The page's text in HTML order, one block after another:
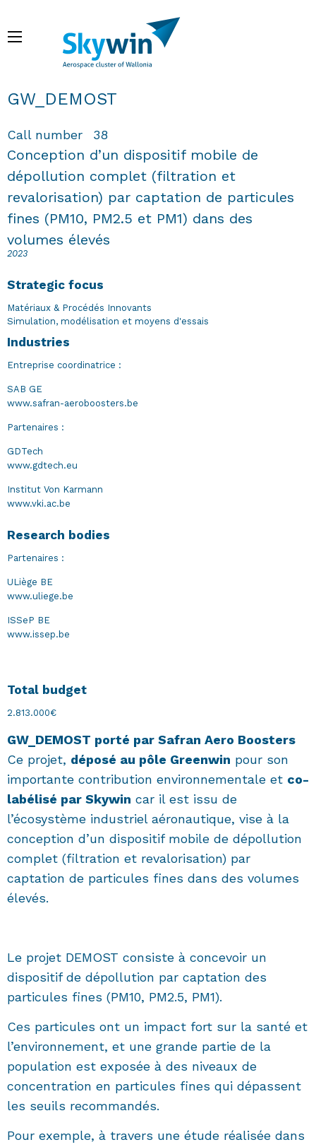
main
Breadcrumb
GW_DEMOST
Call number 38
Conception d’un dispositif mobile de
dépollution complet (filtration et
revalorisation) par captation de particules
fines (PM10, PM2.5 et PM1) dans des
volumes élevés
2023
Strategic focus
Matériaux & Procédés Innovants
Simulation, modélisation et moyens d'essais
Industries
Entreprise coordinatrice :
SAB GE
www.safran-aeroboosters.be
Partenaires :
GDTech
www.gdtech.eu
Institut Von Karmann
www.vki.ac.be
Research bodies
Partenaires :
ULiège BE
www.uliege.be
ISSeP BE
www.issep.be
Total budget
2.813.000€
GW_DEMOST porté par Safran Aero Boosters
Ce projet, déposé au pôle Greenwin pour son
importante contribution environnementale et co-
labélisé par Skywin car il est issu de
l’écosystème industriel aéronautique, vise à la
conception d’un dispositif mobile de dépollution
complet (filtration et revalorisation) par
captation de particules fines dans des volumes
élevés.
Le projet DEMOST consiste à concevoir un
dispositif de dépollution par captation des
particules fines (PM10, PM2.5, PM1).
Ces particules ont un impact fort sur la santé et
l’environnement, et une grande partie de la
population est exposée à des niveaux de
concentration en particules fines qui dépassent
les seuils recommandés.
Pour exemple, à travers une étude réalisée dans